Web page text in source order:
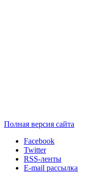
Полная версия сайта
Facebook
Twitter
RSS-ленты
E-mail рассылка